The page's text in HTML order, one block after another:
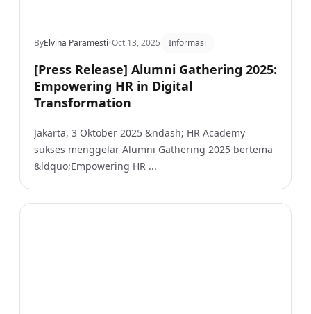
ByElvina Paramesti•Oct 13, 2025 Informasi
[Press Release] Alumni Gathering 2025:
Empowering HR in Digital
Transformation
Jakarta, 3 Oktober 2025 &ndash; HR Academy
sukses menggelar Alumni Gathering 2025 bertema
&ldquo;Empowering HR ...